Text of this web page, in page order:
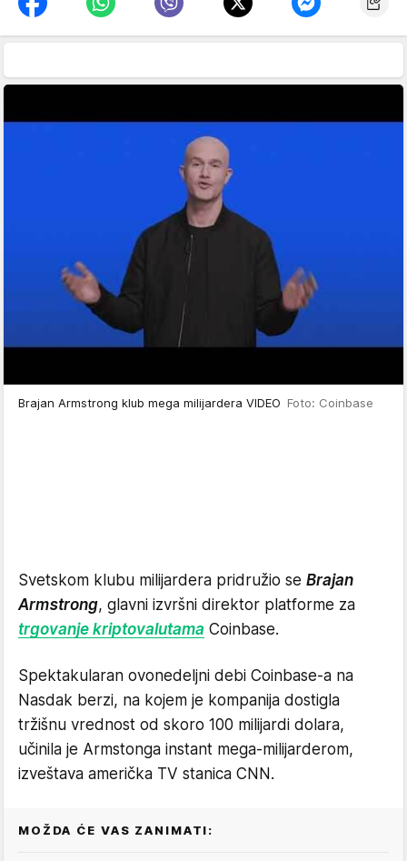
Brajan Armstrong klub mega milijardera VIDEO Foto: Coinbase
Svetskom klubu milijardera pridružio se Brajan
Armstrong, glavni izvršni direktor platforme za
trgovanje kriptovalutama Coinbase.
Spektakularan ovonedeljni debi Coinbase-a na
Nasdak berzi, na kojem je kompanija dostigla
tržišnu vrednost od skoro 100 milijardi dolara,
učinila je Armstonga instant mega-milijarderom,
izveštava američka TV stanica CNN.
MOŽDA ĆE VAS ZANIMATI: